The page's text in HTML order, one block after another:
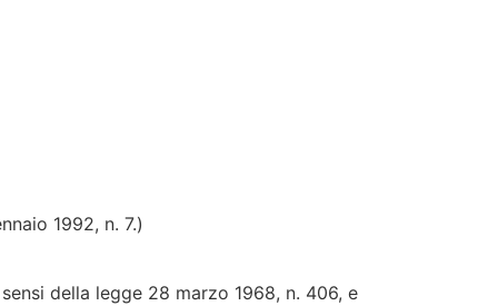
1992, n. 7.)
della legge 28 marzo 1968, n. 406, e